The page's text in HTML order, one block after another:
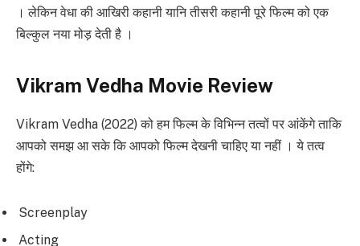
। लेकिन वेधा की आखिरी कहानी यानि तीसरी कहानी पूरे फिल्म को एक
बिल्कुल नया मोड़ देती है ।
Vikram Vedha Movie Review
Vikram Vedha (2022) को हम फिल्म के विभिन्न तत्वों पर आंकेंगे ताकि
आपको समझ आ सके कि आपको फिल्म देखनी चाहिए या नहीं । ये तत्व
होंगे:
Screenplay
Acting